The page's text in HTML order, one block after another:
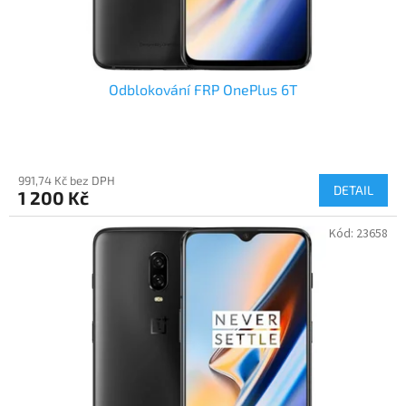
Odblokování FRP OnePlus 6T
991,74 Kč bez DPH
1 200 Kč DETAIL
Kód: 23658